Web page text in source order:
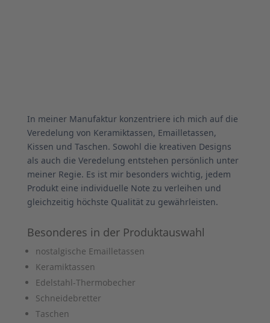
In meiner Manufaktur konzentriere ich mich auf die
Veredelung von Keramiktassen, Emailletassen,
Kissen und Taschen. Sowohl die kreativen Designs
als auch die Veredelung entstehen persönlich unter
meiner Regie. Es ist mir besonders wichtig, jedem
Produkt eine individuelle Note zu verleihen und
gleichzeitig höchste Qualität zu gewährleisten.
Besonderes in der Produktauswahl
nostalgische Emailletassen
Keramiktassen
Edelstahl-Thermobecher
Schneidebretter
Taschen